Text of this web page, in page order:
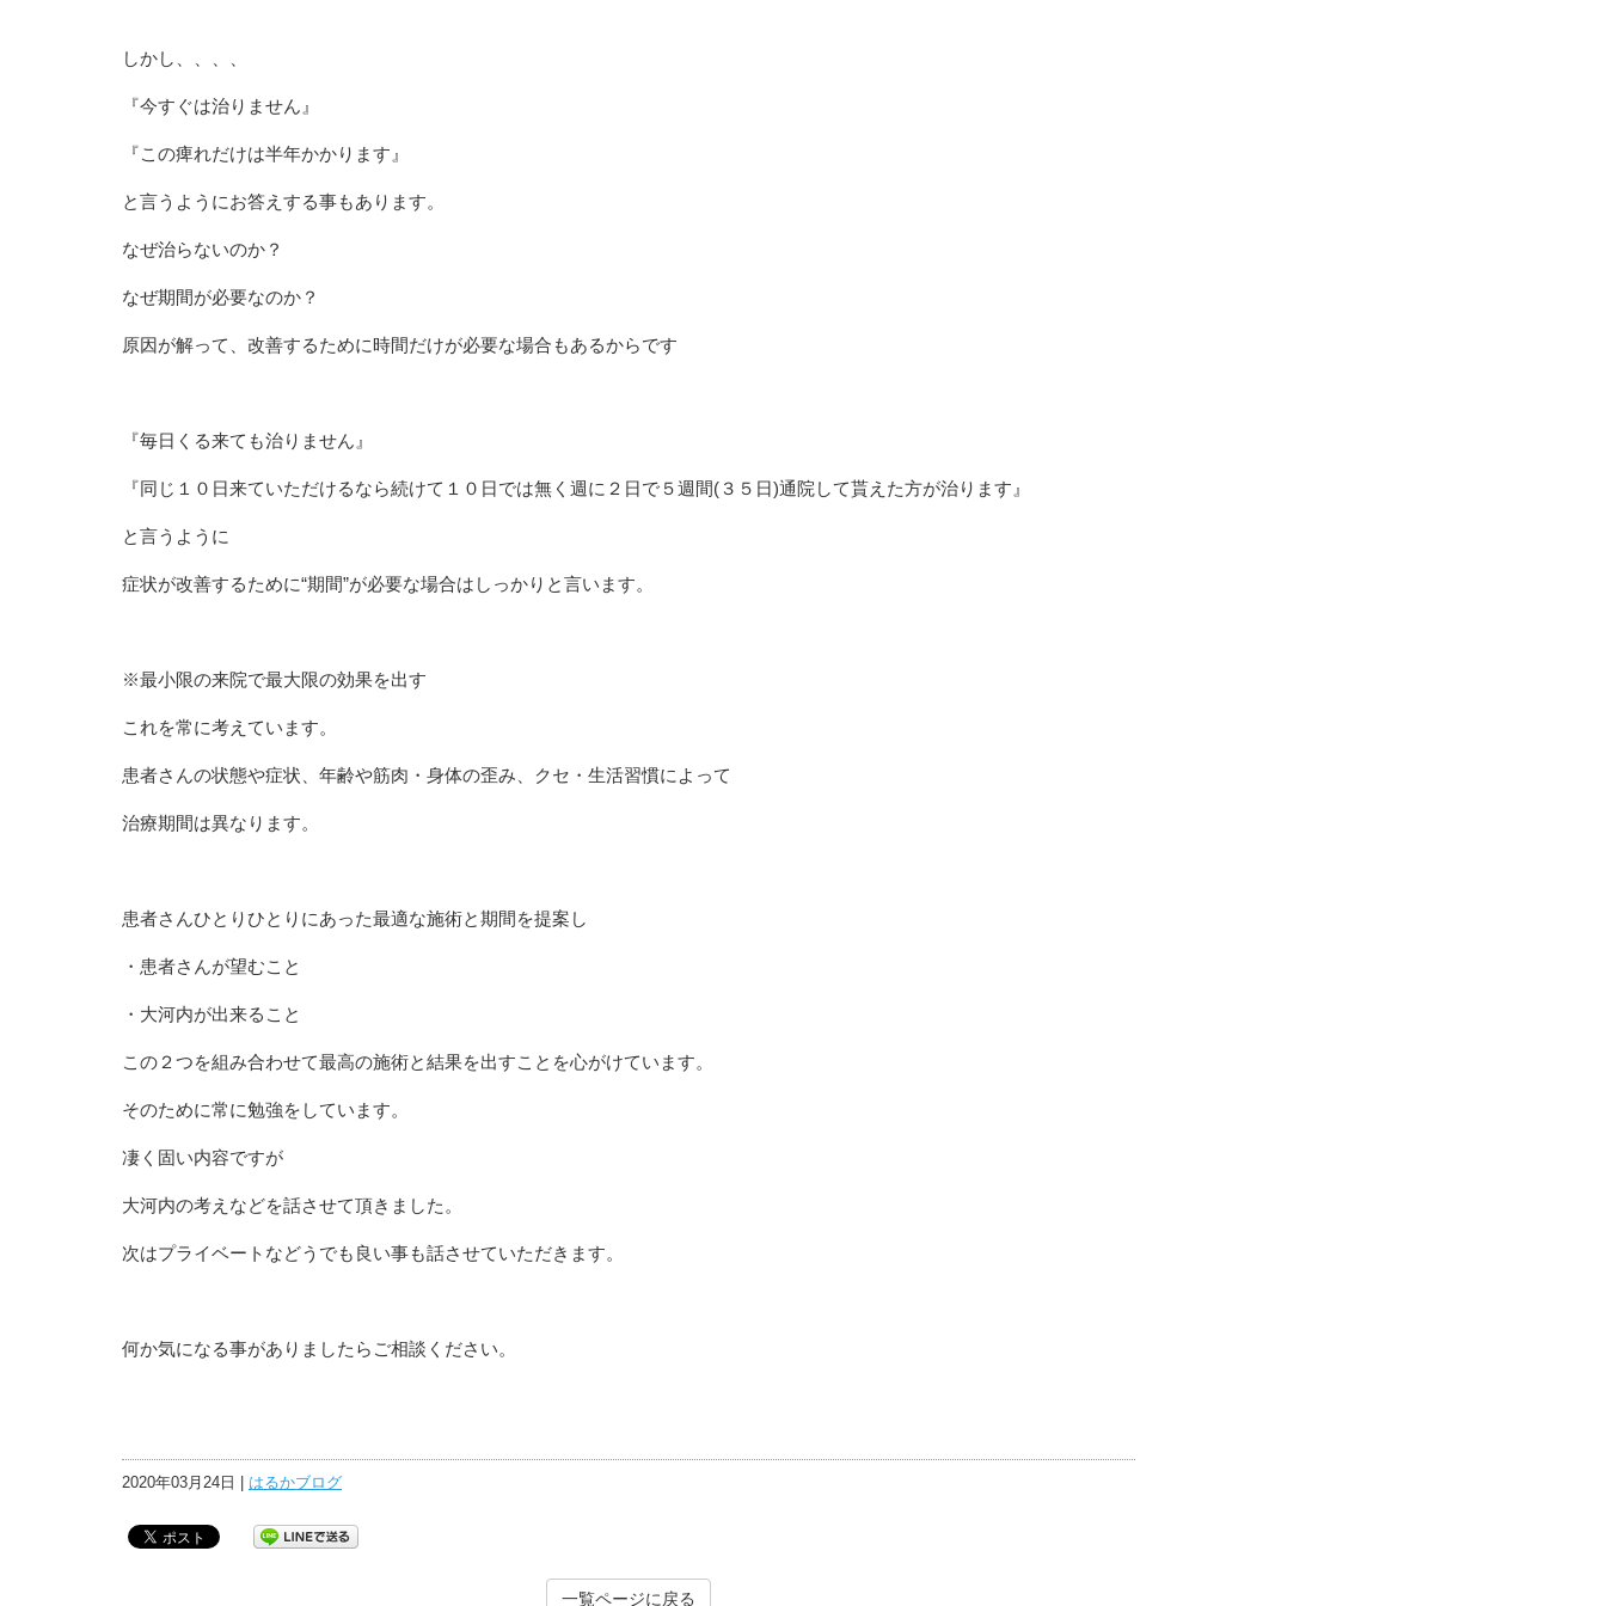
しかし、、、、
『今すぐは治りません』
『この痺れだけは半年かかります』
と言うようにお答えする事もあります。
なぜ治らないのか？
なぜ期間が必要なのか？
原因が解って、改善するために時間だけが必要な場合もあるからです
『毎日くる来ても治りません』
『同じ１０日来ていただけるなら続けて１０日では無く週に２日で５週間(３５日)通院して貰えた方が治ります』
と言うように
症状が改善するために“期間”が必要な場合はしっかりと言います。
※最小限の来院で最大限の効果を出す
これを常に考えています。
患者さんの状態や症状、年齢や筋肉・身体の歪み、クセ・生活習慣によって
治療期間は異なります。
患者さんひとりひとりにあった最適な施術と期間を提案し
・患者さんが望むこと
・大河内が出来ること
この２つを組み合わせて最高の施術と結果を出すことを心がけています。
そのために常に勉強をしています。
凄く固い内容ですが
大河内の考えなどを話させて頂きました。
次はプライベートなどうでも良い事も話させていただきます。
何か気になる事がありましたらご相談ください。
2020年03月24日 | はるかブログ
一覧ページに戻る